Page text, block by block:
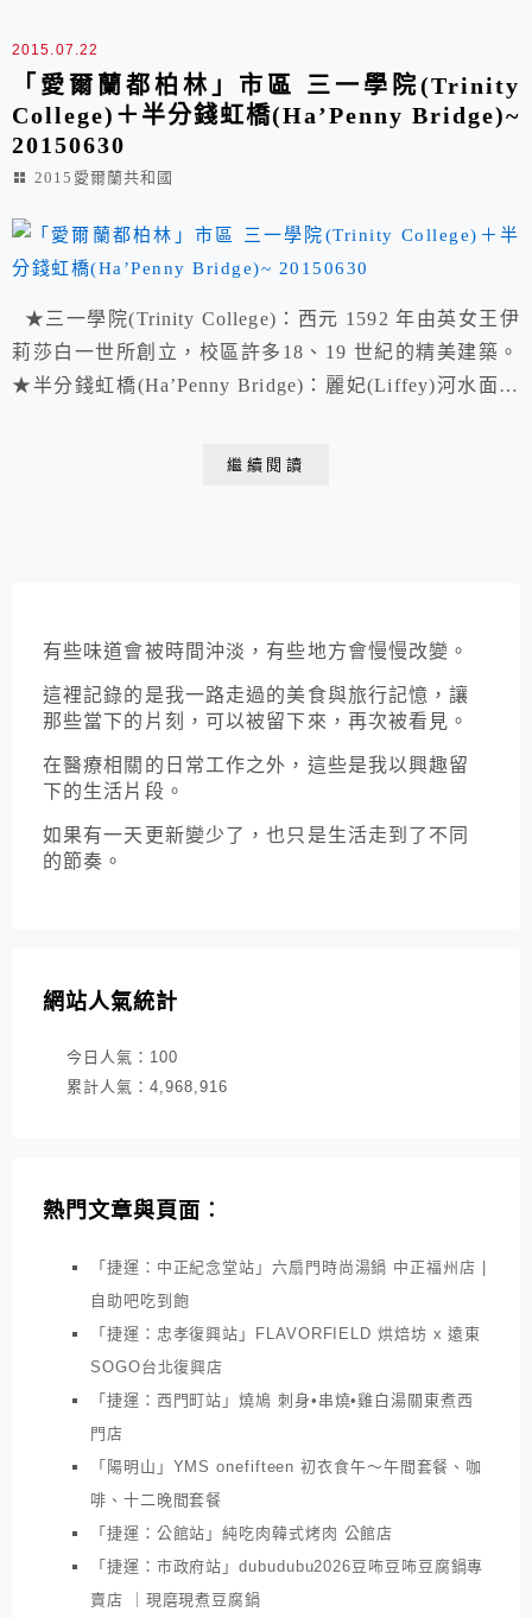
2015.07.22
「愛爾蘭都柏林」市區 三一學院(Trinity
College)＋半分錢虹橋(Ha’Penny Bridge)~
20150630
2015愛爾蘭共和國
★三一學院(Trinity College)：西元 1592 年由英女王伊
莉莎白一世所創立，校區許多18、19 世紀的精美建築。
★半分錢虹橋(Ha’Penny Bridge)：麗妃(Liffey)河水面上
繼續閱讀
有些味道會被時間沖淡，有些地方會慢慢改變。
這裡記錄的是我一路走過的美食與旅行記憶，讓
那些當下的片刻，可以被留下來，再次被看見。
在醫療相關的日常工作之外，這些是我以興趣留
下的生活片段。
如果有一天更新變少了，也只是生活走到了不同
的節奏。
網站人氣統計
今日人氣： 100
累計人氣： 4,968,916
熱門文章與頁面︰
「捷運：中正紀念堂站」六扇門時尚湯鍋 中正福州店 |
自助吧吃到飽
「捷運：忠孝復興站」FLAVORFIELD 烘焙坊 x 遠東
SOGO台北復興店
「捷運：西門町站」燒鳩 刺身•串燒•雞白湯關東煮西
門店
「陽明山」YMS onefifteen 初衣食午～午間套餐、咖
啡、十二晚間套餐
「捷運：公館站」純吃肉韓式烤肉 公館店
「捷運：市政府站」dubudubu2026豆咘豆咘豆腐鍋專
賣店 ｜現磨現煮豆腐鍋